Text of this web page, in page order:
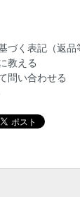
づく表記（返品
教える
問い合わせる